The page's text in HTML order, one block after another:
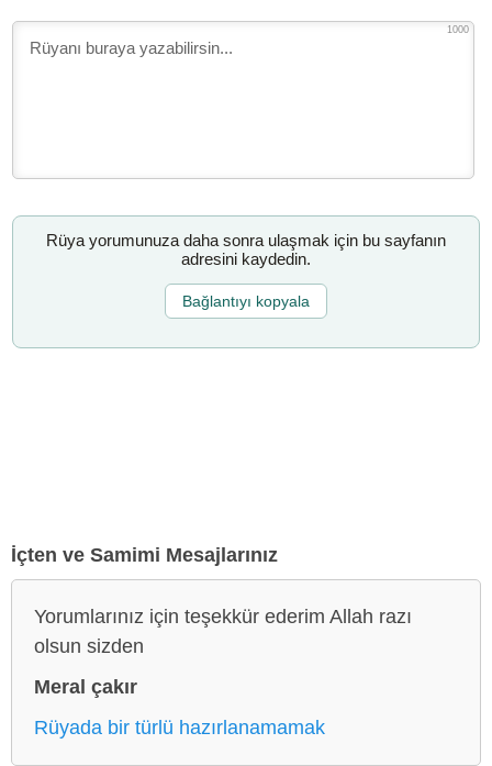
1000
Rüya yorumunuza daha sonra ulaşmak için bu sayfanın
adresini kaydedin.
Bağlantıyı kopyala
İçten ve Samimi Mesajlarınız
Yorumlarınız için teşekkür ederim Allah razı
olsun sizden
Meral çakır
Rüyada bir türlü hazırlanamamak